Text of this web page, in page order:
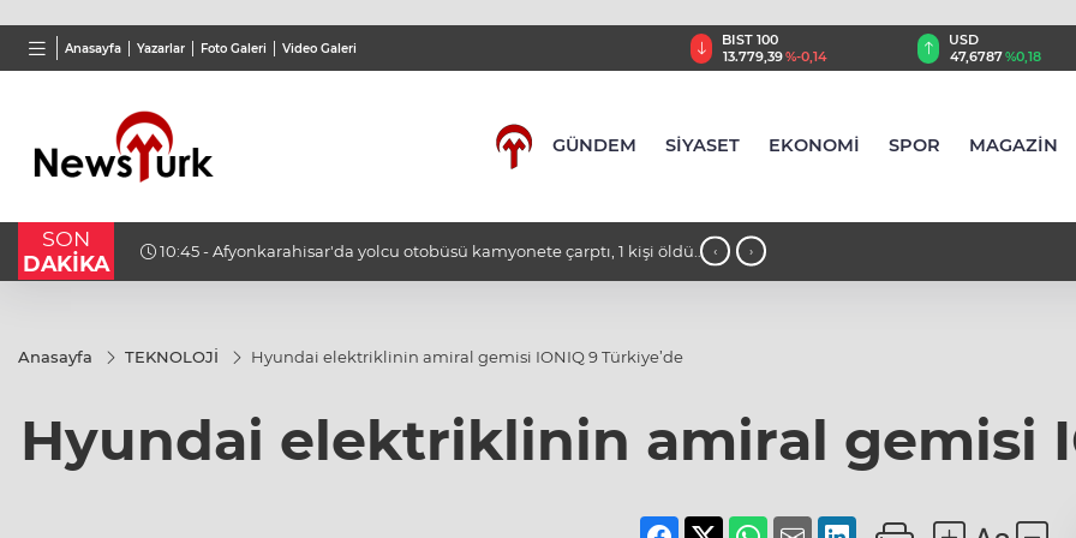
Anasayfa Yazarlar Foto Galeri Video Galeri
BGN
27,9743%-0,22
VND
0,0018%0,32
BIST 100
13.779,39%-0,14
USD
47,6787%0,18
GÜNDEM SİYASET EKONOMİ SPOR MAGAZİN
SON
DAKİKA
lira 10:45 - Afyonkarahisar'da yolcu otobüsü kamyonete çarptı, 1 kişi öldü, 10:32 - ABD Genelkurmay Başkanı
‹ ›
Anasayfa TEKNOLOJİ Hyundai elektriklinin amiral gemisi IONIQ 9 Türkiye’de
Hyundai elektriklinin amiral gemisi